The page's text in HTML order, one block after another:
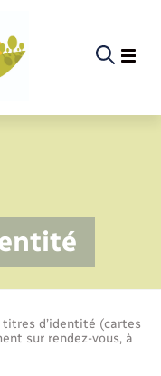
d’identité (cartes
sur rendez-vous, à